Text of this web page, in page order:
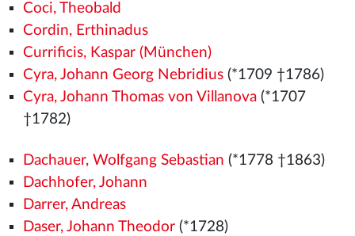
Coci, Theobald
Cordin, Erthinadus
Currificis, Kaspar (München)
Cyra, Johann Georg Nebridius(*1709 †1786)
Cyra, Johann Thomas von Villanova(*1707
†1782)
Dachauer, Wolfgang Sebastian (*1778 †1863)
Dachhofer, Johann
Darrer, Andreas
Daser, Johann Theodor(*1728)